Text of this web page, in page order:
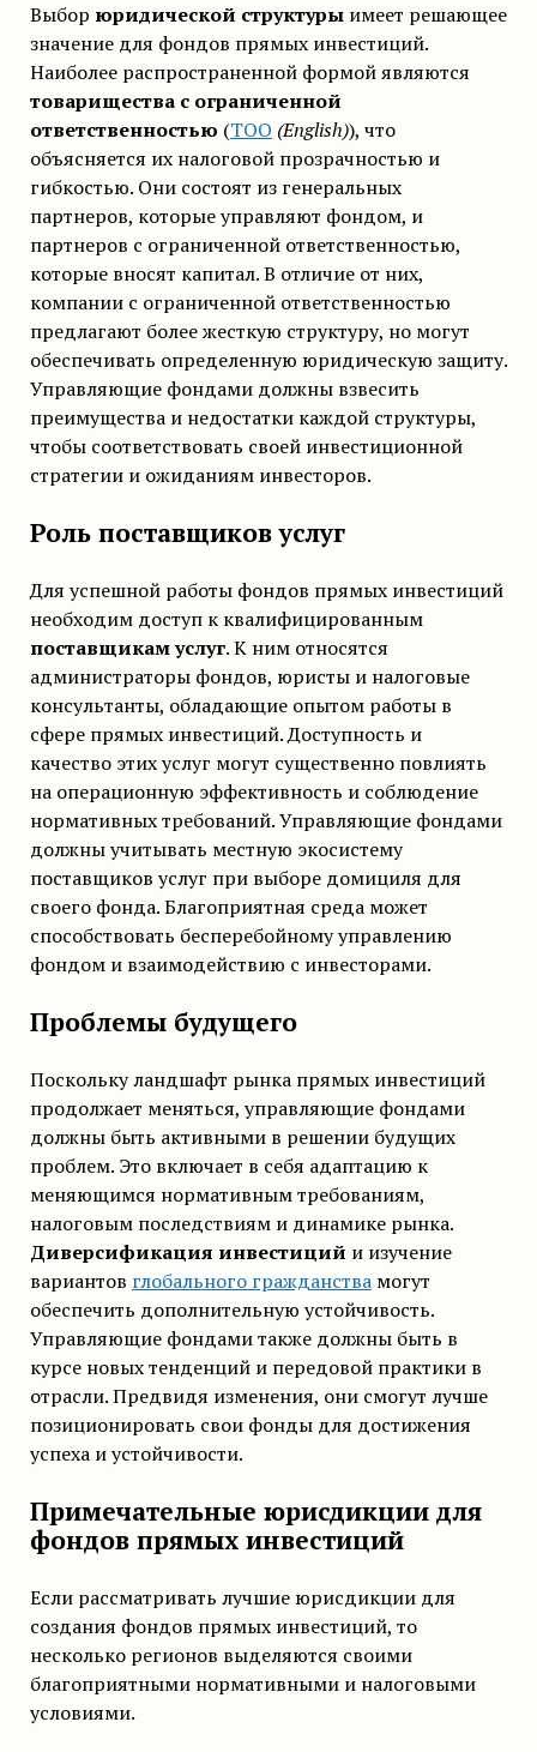
Выбор юридической структурыимеет решающее
значение для фондов прямых инвестиций.
Наиболее распространенной формой являются
товарищества с ограниченной
ответственностью (ТОО (English)), что
объясняется их налоговой прозрачностью и
гибкостью. Они состоят из генеральных
партнеров, которые управляют фондом, и
партнеров с ограниченной ответственностью,
которые вносят капитал. В отличие от них,
компании с ограниченной ответственностью
предлагают более жесткую структуру, но могут
обеспечивать определенную юридическую защиту.
Управляющие фондами должны взвесить
преимущества и недостатки каждой структуры,
чтобы соответствовать своей инвестиционной
стратегии и ожиданиям инвесторов.
Роль поставщиков услуг
Для успешной работы фондов прямых инвестиций
необходим доступ к квалифицированным
поставщикам услуг. К ним относятся
администраторы фондов, юристы и налоговые
консультанты, обладающие опытом работы в
сфере прямых инвестиций. Доступность и
качество этих услуг могут существенно повлиять
на операционную эффективность и соблюдение
нормативных требований. Управляющие фондами
должны учитывать местную экосистему
поставщиков услуг при выборе домициля для
своего фонда. Благоприятная среда может
способствовать бесперебойному управлению
фондом и взаимодействию с инвесторами.
Проблемы будущего
Поскольку ландшафт рынка прямых инвестиций
продолжает меняться, управляющие фондами
должны быть активными в решении будущих
проблем. Это включает в себя адаптацию к
меняющимся нормативным требованиям,
налоговым последствиям и динамике рынка.
Диверсификация инвестиций и изучение
вариантов глобального гражданствамогут
обеспечить дополнительную устойчивость.
Управляющие фондами также должны быть в
курсе новых тенденций и передовой практики в
отрасли. Предвидя изменения, они смогут лучше
позиционировать свои фонды для достижения
успеха и устойчивости.
Примечательные юрисдикции для
фондов прямых инвестиций
Если рассматривать лучшие юрисдикции для
создания фондов прямых инвестиций, то
несколько регионов выделяются своими
благоприятными нормативными и налоговыми
условиями.